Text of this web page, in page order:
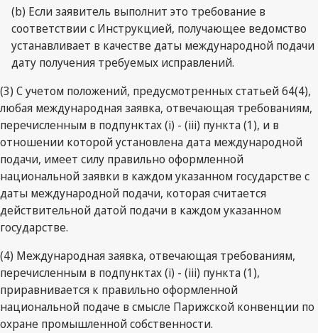
(b) Если заявитель выполнит это требование в
соответствии с Инструкцией, получающее ведомство
устанавливает в качестве даты международной подачи
дату получения требуемых исправлений.
(3) С учетом положений, предусмотренных статьей 64(4),
любая международная заявка, отвечающая требованиям,
перечисленным в подпунктах (i) - (iii) пункта (1), и в
отношении которой установлена дата международной
подачи, имеет силу правильно оформленной
национальной заявки в каждом указанном государстве с
даты международной подачи, которая считается
действительной датой подачи в каждом указанном
государстве.
(4) Международная заявка, отвечающая требованиям,
перечисленным в подпунктах (i) - (iii) пункта (1),
приравнивается к правильно оформленной
национальной подаче в смысле Парижской конвенции по
охране промышленной собственности.